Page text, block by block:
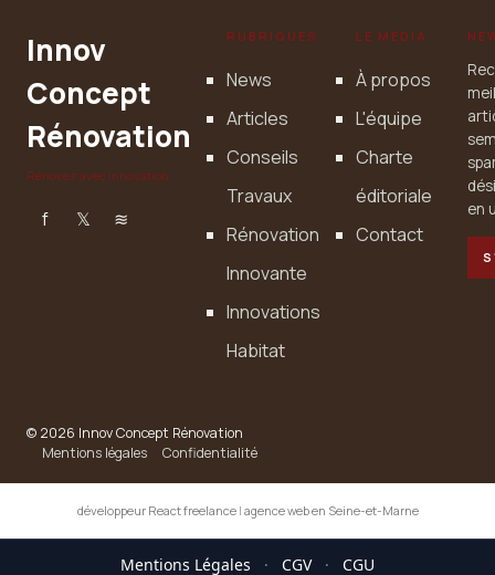
Innov
Concept
Rénovation
Rénovez avec innovation
f 𝕏 ≋
RUBRIQUES
News
Articles
Conseils
Travaux
Rénovation
Innovante
Innovations
Habitat
LE MÉDIA
À propos
L'équipe
Charte
éditoriale
Contact
en
© 2026 Innov Concept Rénovation
Mentions légales
Confidentialité
développeur React freelance| agence web en Seine-et-Marne
Mentions Légales · CGV · CGU